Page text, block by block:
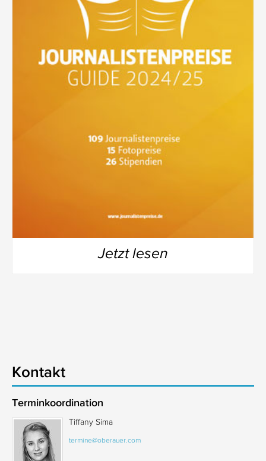
Jetzt lesen
Kontakt
Terminkoordination
Tiffany Sima
termine@oberauer.com